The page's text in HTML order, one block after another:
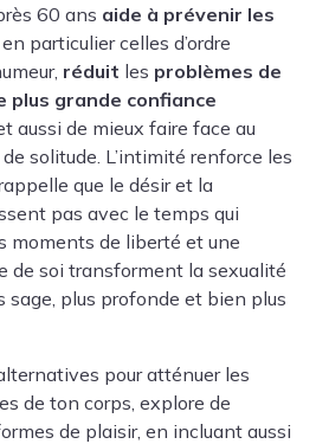
60 ans aide à prévenir les
en particulier celles d’ordre
réduit les problèmes de
plus grande confiance
aussi de mieux faire face au
solitude. L’intimité renforce les
que le désir et la
pas avec le temps qui
moments de liberté et une
de soi transforment la sexualité
sage, plus profonde et bien plus
pour atténuer les
de ton corps, explore de
de plaisir, en incluant aussi